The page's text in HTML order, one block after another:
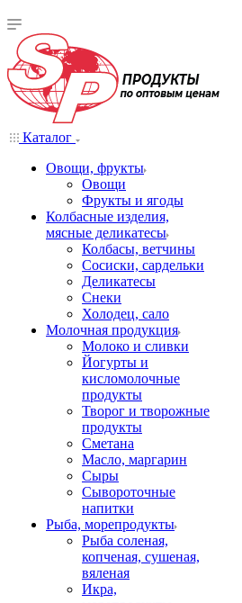
Каталог
Овощи, фрукты
Овощи
Фрукты и ягоды
Колбасные изделия,
мясные деликатесы
Колбасы, ветчины
Сосиски, сардельки
Деликатесы
Снеки
Холодец, сало
Молочная продукция
Молоко и сливки
Йогурты и
кисломолочные
продукты
Творог и творожные
продукты
Сметана
Масло, маргарин
Сыры
Сывороточные
напитки
Рыба, морепродукты
Рыба соленая,
копченая, сушеная,
вяленая
Икра,